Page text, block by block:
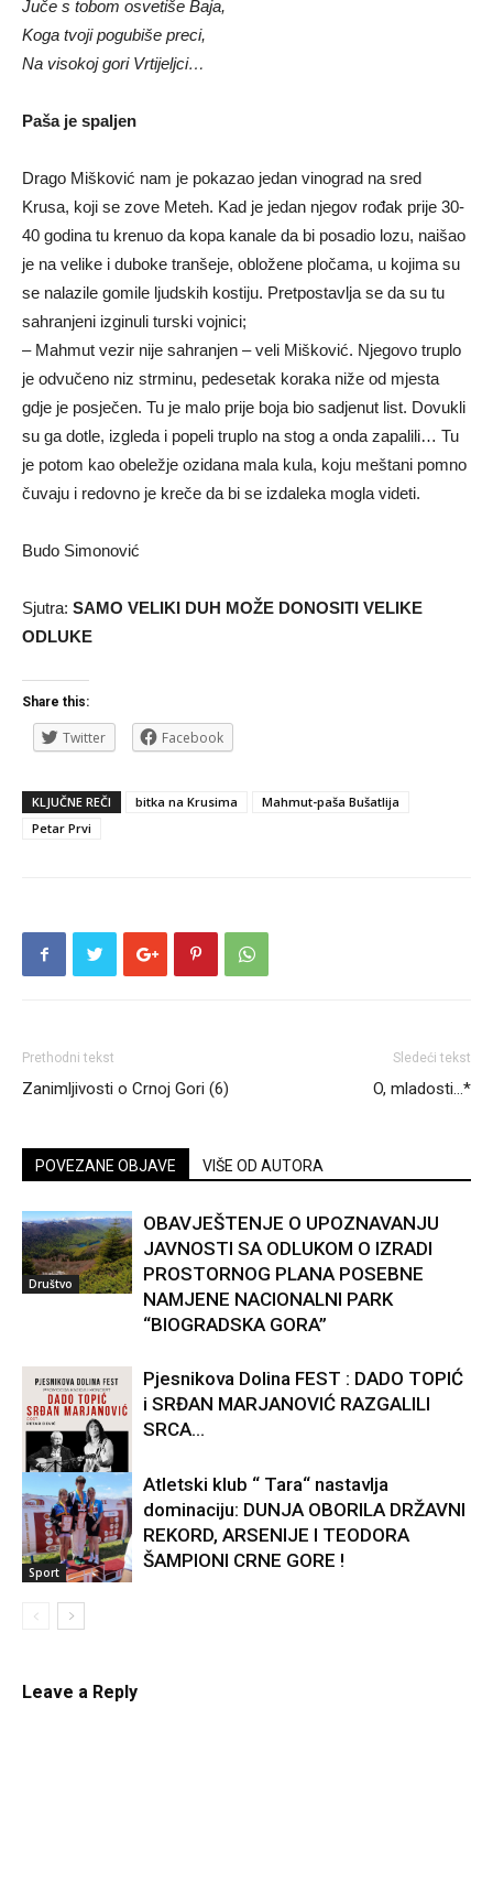
Juče s tobom osvetiše Baja,
Koga tvoji pogubiše preci,
Na visokoj gori Vrtijeljci…
Paša je spaljen
Drago Mišković nam je pokazao jedan vinograd na sred
Krusa, koji se zove Meteh. Kad je jedan njegov rođak prije 30-
40 godina tu krenuo da kopa kanale da bi posadio lozu, naišao
je na velike i duboke tranšeje, obložene pločama, u kojima su
se nalazile gomile ljudskih kostiju. Pretpostavlja se da su tu
sahranjeni izginuli turski vojnici;
– Mahmut vezir nije sahranjen – veli Mišković. Njegovo truplo
je odvučeno niz strminu, pedesetak koraka niže od mjesta
gdje je posječen. Tu je malo prije boja bio sadjenut list. Dovukli
su ga dotle, izgleda i popeli truplo na stog a onda zapalili… Tu
je potom kao obeležje ozidana mala kula, koju meštani pomno
čuvaju i redovno je kreče da bi se izdaleka mogla videti.
Budo Simonović
Sjutra: SAMO VELIKI DUH MOŽE DONOSITI VELIKE
ODLUKE
Share this:
Twitter Facebook
KLJUČNE REČI bitka na Krusima
Mahmut-paša Bušatlija
Petar Prvi
Prethodni tekst
Zanimljivosti o Crnoj Gori (6)
Sledeći tekst
O, mladosti…*
POVEZANE OBJAVE VIŠE OD AUTORA
Društvo
OBAVJEŠTENJE O UPOZNAVANJU
JAVNOSTI SA ODLUKOM O IZRADI
PROSTORNOG PLANA POSEBNE
NAMJENE NACIONALNI PARK
“BIOGRADSKA GORA”
Kultura
Pjesnikova Dolina FEST : DADO TOPIĆ
i SRĐAN MARJANOVIĆ RAZGALILI
SRCA...
Sport
Atletski klub “ Tara“ nastavlja
dominaciju: DUNJA OBORILA DRŽAVNI
REKORD, ARSENIJE I TEODORA
ŠAMPIONI CRNE GORE !
Leave a Reply